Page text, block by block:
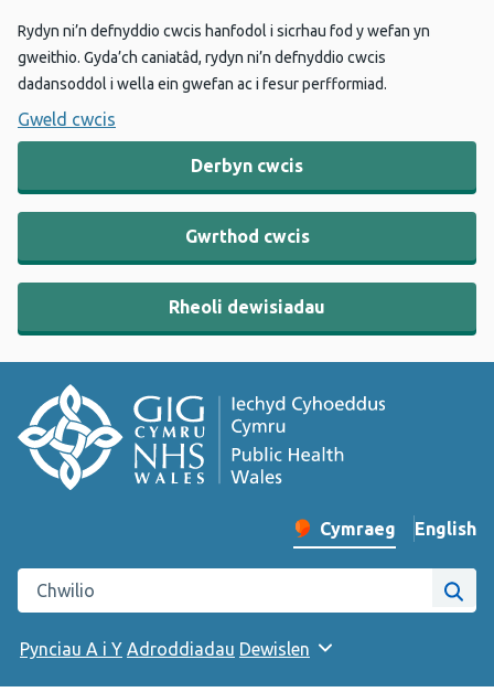
Rydyn ni’n defnyddio cwcis hanfodol i sicrhau fod y wefan yn
gweithio. Gyda’ch caniatâd, rydyn ni’n defnyddio cwcis
dadansoddol i wella ein gwefan ac i fesur perfformiad.
Gweld cwcis
Derbyn cwcis
Gwrthod cwcis
Rheoli dewisiadau
Newid iaith y wefan
Cymraeg English
–
Chwilio gwefan Iechyd Cyhoeddus Cymru
Pynciau A i Y Adroddiadau Dewislen